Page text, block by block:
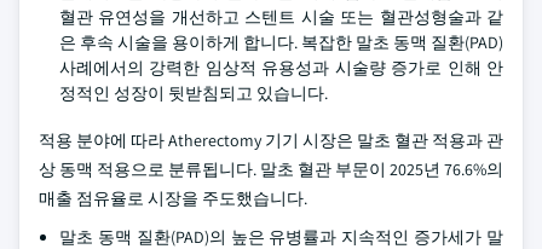
혈관 유연성을 개선하고 스텐트 시술 또는 혈관성형술과 같
은 후속 시술을 용이하게 합니다. 복잡한 말초 동맥 질환(PAD)
사례에서의 강력한 임상적 유용성과 시술량 증가로 인해 안
정적인 성장이 뒷받침되고 있습니다.
적용 분야에 따라 Atherectomy 기기 시장은 말초 혈관 적용과 관
상 동맥 적용으로 분류됩니다. 말초 혈관 부문이 2025년 76.6%의
매출 점유율로 시장을 주도했습니다.
말초 동맥 질환(PAD)의 높은 유병률과 지속적인 증가세가 말